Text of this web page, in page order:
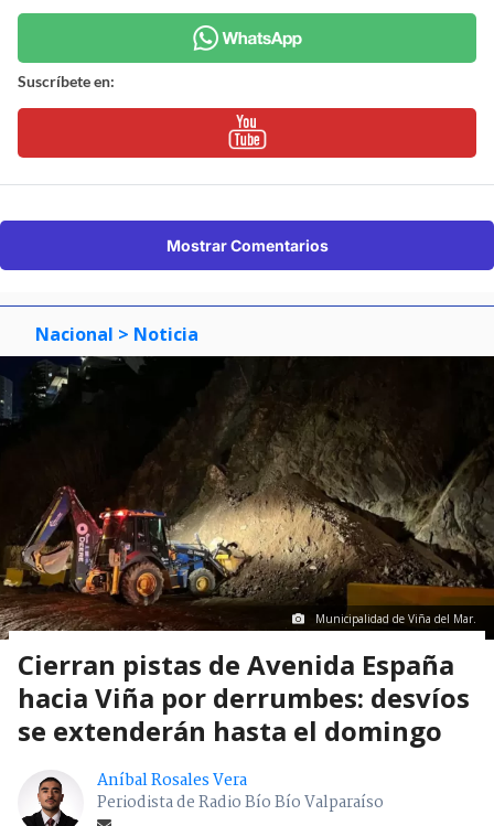
Suscríbete en:
Mostrar Comentarios
Nacional > Noticia
Municipalidad de Viña del Mar.
Cierran pistas de Avenida España
hacia Viña por derrumbes: desvíos
se extenderán hasta el domingo
Aníbal Rosales Vera
Periodista de Radio Bío Bío Valparaíso